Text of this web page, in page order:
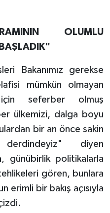
OLUMLU
Bakanımız gerekse
mümkün olmayan
için seferber olmuş
ülkemizi, dalga boyu
bir an önce sakin
derdindeyiz" diyen
günübirlik politikalarla
gören, bunlara
erimli bir bakış açısıyla